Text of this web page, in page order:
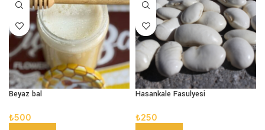
Beyaz bal
₺500
Hasankale Fasulyesi
₺250